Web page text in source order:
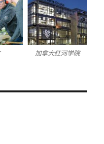
加拿大红河学院